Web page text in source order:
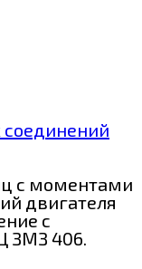
с моментами
двигателя
с
ЗМЗ 406.